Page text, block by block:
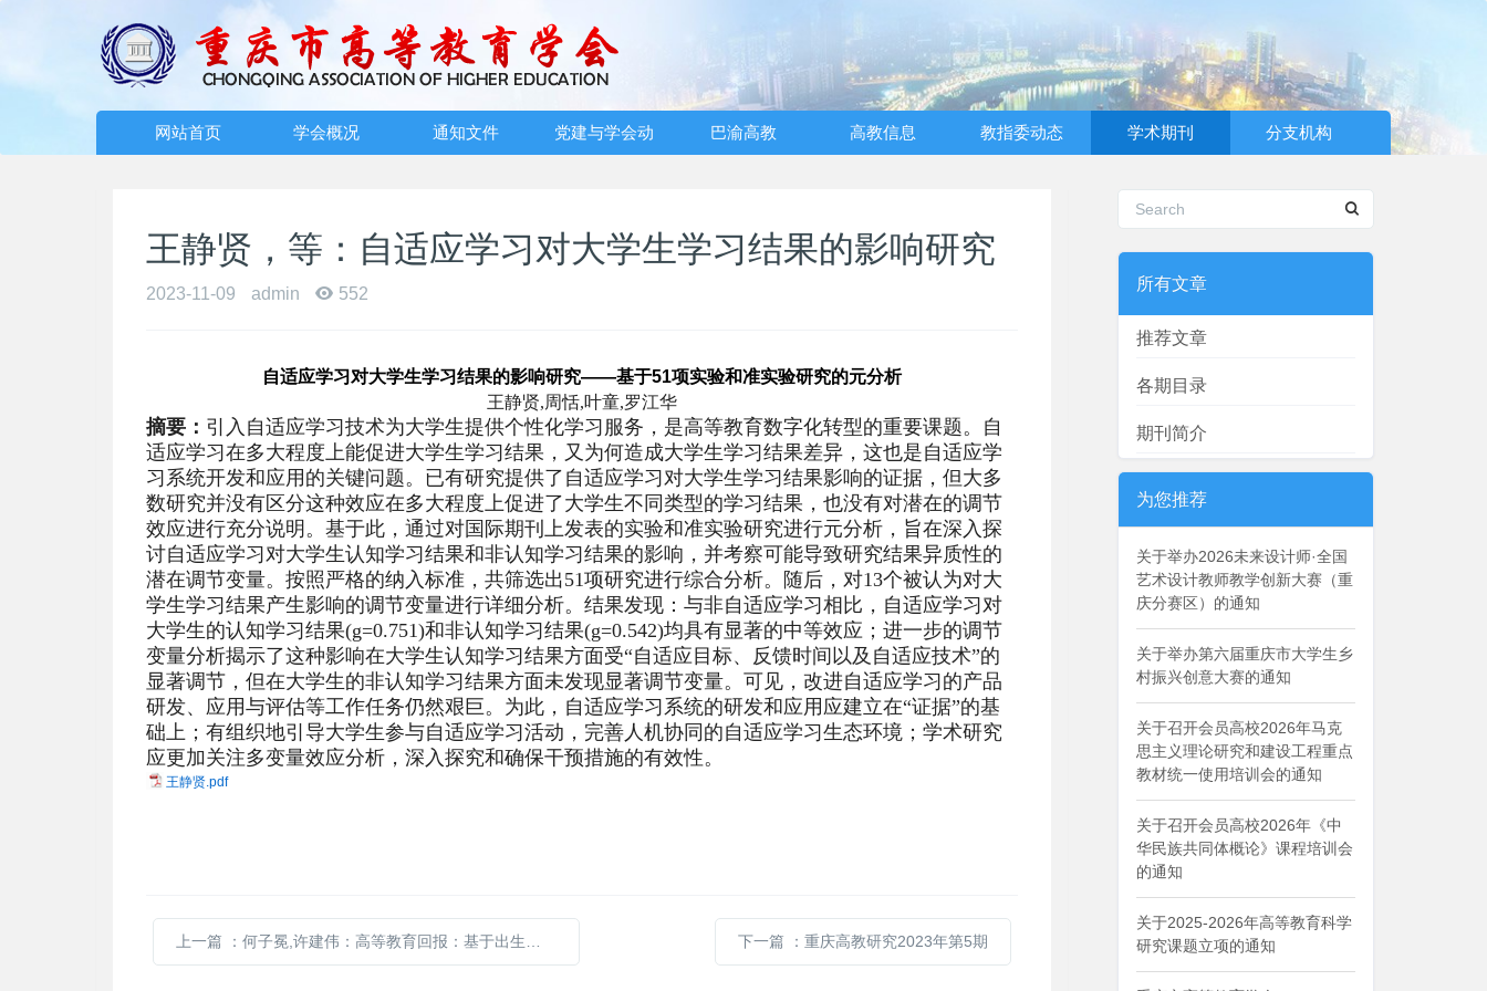
网站首页 学会概况 通知文件 党建与学会动 巴渝高教 高教信息 教指委动态 学术期刊 分支机构
王静贤，等：自适应学习对大学生学习结果的影响研究
2023-11-09 admin 552
自适应学习对大学生学习结果的影响研究——基于51项实验和准实验研究的元分析
王静贤,周恬,叶童,罗江华
摘要： 引入自适应学习技术为大学生提供个性化学习服务，是高等教育数字化转型的重要课题。自
适应学习在多大程度上能促进大学生学习结果，又为何造成大学生学习结果差异，这也是自适应学
习系统开发和应用的关键问题。已有研究提供了自适应学习对大学生学习结果影响的证据，但大多
数研究并没有区分这种效应在多大程度上促进了大学生不同类型的学习结果，也没有对潜在的调节
效应进行充分说明。基于此，通过对国际期刊上发表的实验和准实验研究进行元分析，旨在深入探
讨自适应学习对大学生认知学习结果和非认知学习结果的影响，并考察可能导致研究结果异质性的
潜在调节变量。按照严格的纳入标准，共筛选出51项研究进行综合分析。随后，对13个被认为对大
学生学习结果产生影响的调节变量进行详细分析。结果发现：与非自适应学习相比，自适应学习对
大学生的认知学习结果(g=0.751)和非认知学习结果(g=0.542)均具有显著的中等效应；进一步的调节
变量分析揭示了这种影响在大学生认知学习结果方面受“自适应目标、反馈时间以及自适应技术”的
显著调节，但在大学生的非认知学习结果方面未发现显著调节变量。可见，改进自适应学习的产品
研发、应用与评估等工作任务仍然艰巨。为此，自适应学习系统的研发和应用应建立在“证据”的基
础上；有组织地引导大学生参与自适应学习活动，完善人机协同的自适应学习生态环境；学术研究
应更加关注多变量效应分析，深入探究和确保干预措施的有效性。
王静贤.pdf
上一篇 ：何子冕,许建伟：高等教育回报：基于出生队列的工资效应 下一篇 ：重庆高教研究2023年第5期
所有文章
推荐文章
各期目录
期刊简介
为您推荐
关于举办2026未来设计师·全国
艺术设计教师教学创新大赛（重
庆分赛区）的通知
关于举办第六届重庆市大学生乡
村振兴创意大赛的通知
关于召开会员高校2026年马克
思主义理论研究和建设工程重点
教材统一使用培训会的通知
关于召开会员高校2026年《中
华民族共同体概论》课程培训会
的通知
关于2025-2026年高等教育科学
研究课题立项的通知